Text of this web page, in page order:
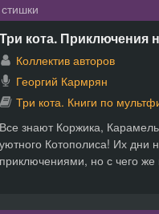
Три кота. Приключения
Коллектив авторов
Георгий Кармрян
Три кота. Книги по
Все знают Коржика,
уютного Котополиса! Их дни
приключениями, но с чего же